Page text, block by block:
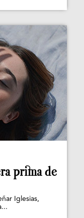
prima de
Iglesias,